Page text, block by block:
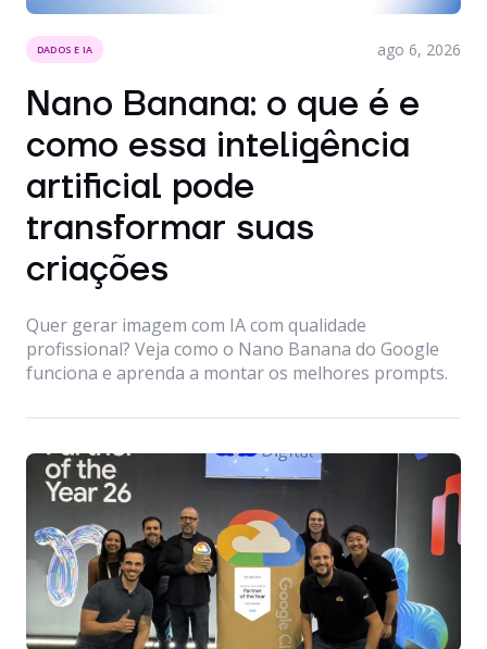
DADOS E IA ago 6, 2026
Nano Banana: o que é e
como essa inteligência
artificial pode
transformar suas
criações
Quer gerar imagem com IA com qualidade
profissional? Veja como o Nano Banana do Google
funciona e aprenda a montar os melhores prompts.